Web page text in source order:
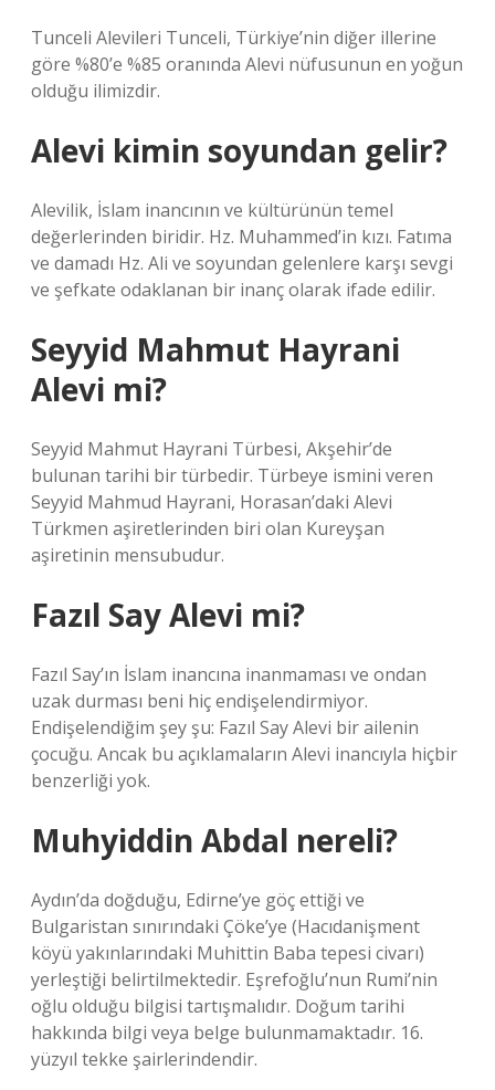
Tunceli Alevileri Tunceli, Türkiye’nin diğer illerine
göre %80’e %85 oranında Alevi nüfusunun en yoğun
olduğu ilimizdir.
Alevi kimin soyundan gelir?
Alevilik, İslam inancının ve kültürünün temel
değerlerinden biridir. Hz. Muhammed’in kızı. Fatıma
ve damadı Hz. Ali ve soyundan gelenlere karşı sevgi
ve şefkate odaklanan bir inanç olarak ifade edilir.
Seyyid Mahmut Hayrani
Alevi mi?
Seyyid Mahmut Hayrani Türbesi, Akşehir’de
bulunan tarihi bir türbedir. Türbeye ismini veren
Seyyid Mahmud Hayrani, Horasan’daki Alevi
Türkmen aşiretlerinden biri olan Kureyşan
aşiretinin mensubudur.
Fazıl Say Alevi mi?
Fazıl Say’ın İslam inancına inanmaması ve ondan
uzak durması beni hiç endişelendirmiyor.
Endişelendiğim şey şu: Fazıl Say Alevi bir ailenin
çocuğu. Ancak bu açıklamaların Alevi inancıyla hiçbir
benzerliği yok.
Muhyiddin Abdal nereli?
Aydın’da doğduğu, Edirne’ye göç ettiği ve
Bulgaristan sınırındaki Çöke’ye (Hacıdanişment
köyü yakınlarındaki Muhittin Baba tepesi civarı)
yerleştiği belirtilmektedir. Eşrefoğlu’nun Rumi’nin
oğlu olduğu bilgisi tartışmalıdır. Doğum tarihi
hakkında bilgi veya belge bulunmamaktadır. 16.
yüzyıl tekke şairlerindendir.